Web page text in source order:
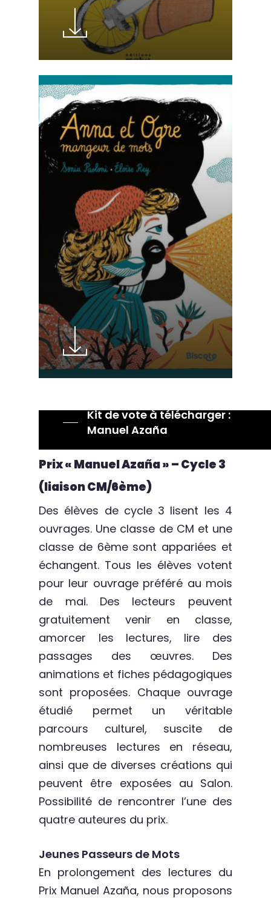
Kit de vote à télécharger :
Manuel Azaña
Prix « Manuel Azaña » – Cycle 3
(liaison CM/6ème)
Des élèves de cycle 3 lisent les 4
ouvrages. Une classe de CM et une
classe de 6ème sont appariées et
échangent. Tous les élèves votent
pour leur ouvrage préféré au mois
de mai. Des lecteurs peuvent
gratuitement venir en classe,
amorcer les lectures, lire des
passages des œuvres. Des
animations et fiches pédagogiques
sont proposées. Chaque ouvrage
étudié permet un véritable
parcours culturel, suscite de
nombreuses lectures en réseau,
ainsi que de diverses créations qui
peuvent être exposées au Salon.
Possibilité de rencontrer l’une des
quatre auteures du prix.
Jeunes Passeurs de Mots
En prolongement des lectures du
Prix Manuel Azaña, nous proposons